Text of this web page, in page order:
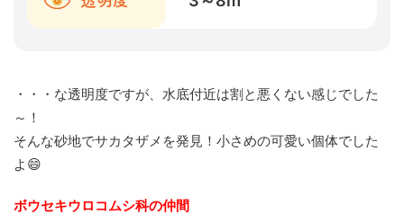
・・・な透明度ですが、水底付近は割と悪くない感じでした
～！
そんな砂地でサカタザメを発見！小さめの可愛い個体でした
よ😄
ボウセキウロコムシ科の仲間